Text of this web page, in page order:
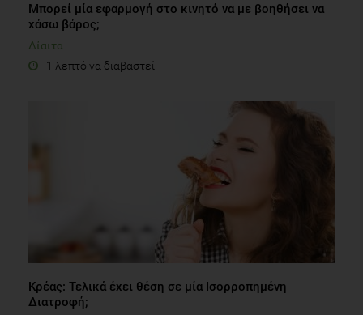
Mπορεί μία εφαρμογή στο κινητό να με βοηθήσει να
χάσω βάρος;
Δίαιτα
1 λεπτό να διαβαστεί
Κρέας: Τελικά έχει θέση σε μία Ισορροπημένη
Διατροφή;